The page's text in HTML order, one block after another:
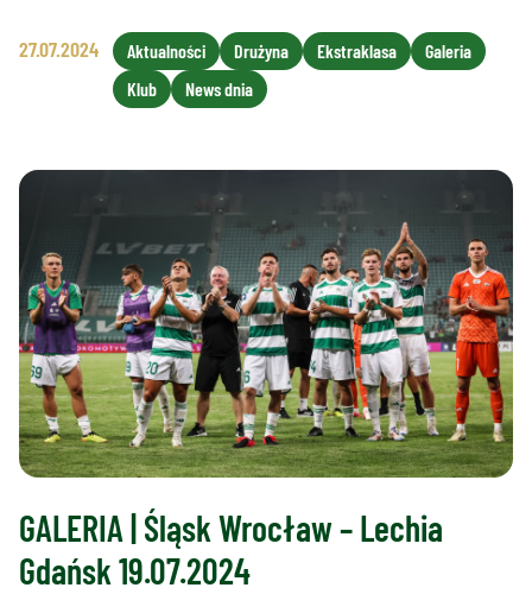
27.07.2024 Aktualności Drużyna Ekstraklasa
Galeria
Klub
News dnia
GALERIA | Śląsk Wrocław – Lechia
Gdańsk 19.07.2024